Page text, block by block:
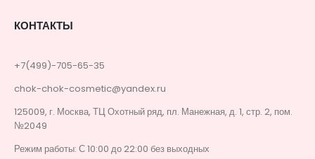
КОНТАКТЫ
+7(499)-705-65-35
chok-chok-cosmetic@yandex.ru
125009, г. Москва, ТЦ Охотный ряд, пл. Манежная, д. 1, стр. 2, пом.
№2049
Режим работы: С 10:00 до 22:00 без выходных